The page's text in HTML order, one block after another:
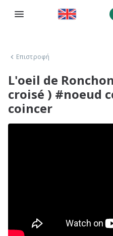
Επιστροφή
L'oeil de
croisé ) #noeud
coincer